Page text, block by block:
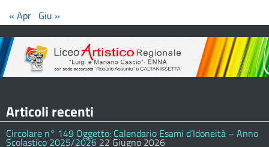
« Apr Giu »
Articoli recenti
Circolare n° 149 Oggetto: Calendario Esami d’Idoneità – Anno
Scolastico 2025/2026 22 Giugno 2026